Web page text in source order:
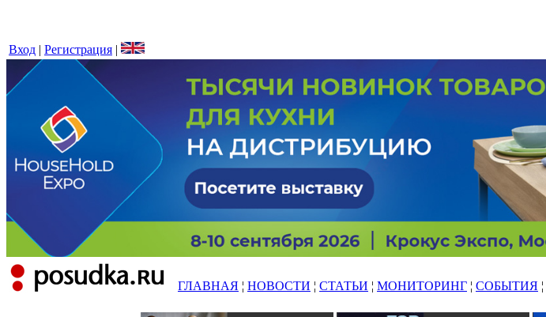
Вход | Регистрация |
ГЛАВНАЯ ¦ НОВОСТИ ¦ СТАТЬИ ¦ МОНИТОРИНГ ¦ СОБЫТИЯ ¦